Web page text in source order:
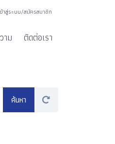
าสู่ระบบ/สมัครสมาชิก
าม ติดต่อเรา